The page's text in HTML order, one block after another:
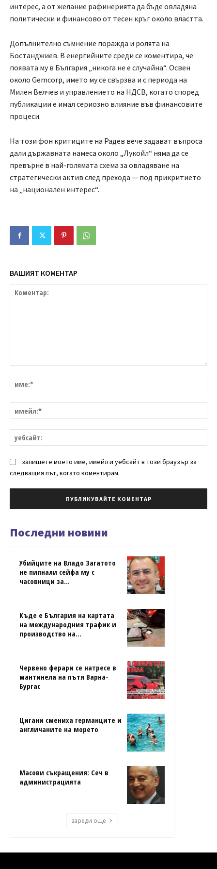
интерес, а от желание рафинерията да бъде овладяна
политически и финансово от тесен кръг около властта.
Допълнително съмнение поражда и ролята на
Бостанджиев. В енергийните среди се коментира, че
появата му в България „никога не е случайна“. Освен
около Gemcorp, името му се свързва и с периода на
Милен Велчев и управлението на НДСВ, когато според
публикации е имал сериозно влияние във финансовите
процеси.
На този фон критиците на Радев вече задават въпроса
дали държавната намеса около „Лукойл“ няма да се
превърне в най-голямата схема за овладяване на
стратегически актив след прехода — под прикритието
на „национален интерес“.
ВАШИЯТ КОМЕНТАР
запишете моето име, имейл и уебсайт в този браузър за
следващия път, когато коментирам.
Последни новини
Убийците на Владо Загатото
не пипнали сейфа му с
часовници за...
Къде е България на картата
на международния трафик и
производство на...
Червено ферари се натресе в
мантинела на пътя Варна-
Бургас
Цигани смениха германците и
англичаните на морето
Масови съкращения: Сеч в
администрацията
зареди още